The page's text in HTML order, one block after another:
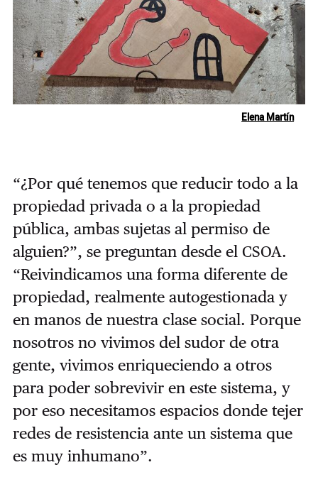
Elena Martín
“¿Por qué tenemos que reducir todo a la
propiedad privada o a la propiedad
pública, ambas sujetas al permiso de
alguien?”, se preguntan desde el CSOA.
“Reivindicamos una forma diferente de
propiedad, realmente autogestionada y
en manos de nuestra clase social. Porque
nosotros no vivimos del sudor de otra
gente, vivimos enriqueciendo a otros
para poder sobrevivir en este sistema, y
por eso necesitamos espacios donde tejer
redes de resistencia ante un sistema que
es muy inhumano”.